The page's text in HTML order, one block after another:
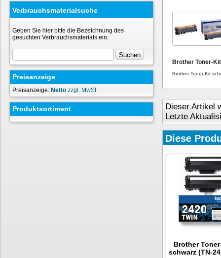
Verbrauchsmaterialsuche
Geben Sie hier bitte die Bezeichnung des
gesuchten Verbrauchsmaterials ein:
Preisanzeige
Preisanzeige: Netto zzgl. MwSt
Produktsortiment
Brother Toner-
Brother Toner-Kit
Dieser Artikel
Letzte
Diese
Brother
schwarz (TN-